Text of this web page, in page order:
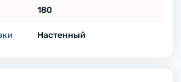
180
Настенный